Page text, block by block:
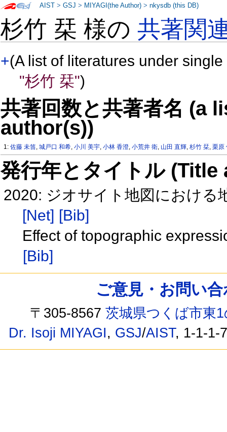
杉竹 栞 様の共著関
+(A list of literatures under
"杉竹 栞")
共著回数と共著者名 (a
author(s))
1:佐藤 未笛,城戸口 和希,小川 美宇,小林 香澄,小荒井 衛, 山田 直輝,杉竹 栞,栗原
発行年とタイトル
2020: ジオサイト地図における
[Net] [Bib]
Effect of topographic
[Bib]
AIST >GSJ > MIYAGI(the Author) >nkysdb (this DB)
ご意見・お問い
〒305-8567茨城県つくば市東
Dr. Isoji MIYAGI, GSJ/AIST, 1-1-1-